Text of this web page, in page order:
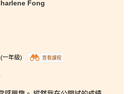
Fong
一年級)
查看課程